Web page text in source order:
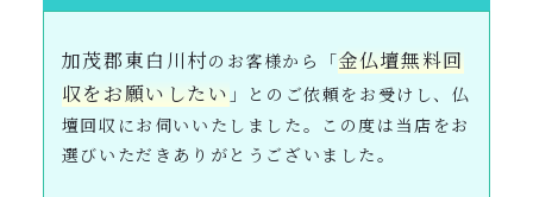
加茂郡東白川村のお客様から「金仏壇無料回
収をお願いしたい 」とのご依頼をお受けし、仏
壇回収にお伺いいたしました。この度は当店をお
選びいただきありがとうございました。